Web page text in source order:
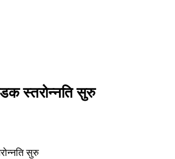
स्तरोन्नति सुरु